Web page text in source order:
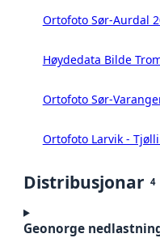
Ortofoto Sør-Aurdal
Høydedata Bilde
Ortofoto Sør-
Ortofoto Larvik -
Distribusjonar 4
Geonorge